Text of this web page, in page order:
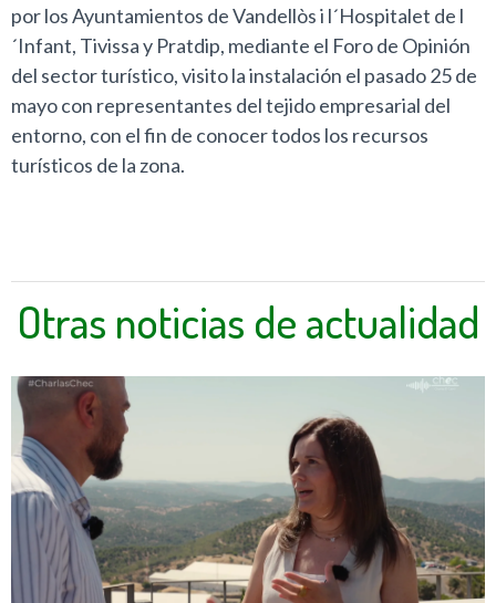
por los Ayuntamientos de Vandellòs i l´Hospitalet de l
´Infant, Tivissa y Pratdip, mediante el Foro de Opinión
del sector turístico, visito la instalación el pasado 25 de
mayo con representantes del tejido empresarial del
entorno, con el fin de conocer todos los recursos
turísticos de la zona.
Otras noticias de actualidad